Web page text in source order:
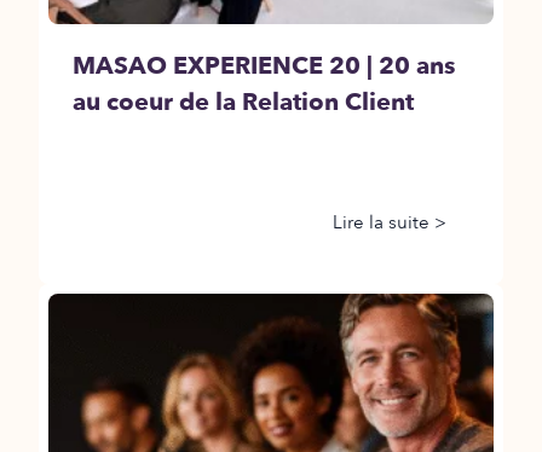
MASAO EXPERIENCE 20 | 20 ans
au coeur de la Relation Client
Lire la suite >